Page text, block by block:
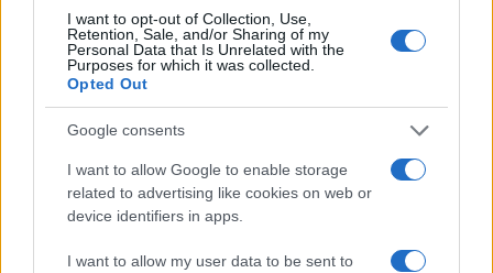
I want to opt-out of Collection, Use,
Retention, Sale, and/or Sharing of my
Personal Data that Is Unrelated with the
Purposes for which it was collected.
Opted Out
Google consents
I want to allow Google to enable storage
related to advertising like cookies on web or
device identifiers in apps.
I want to allow my user data to be sent to
Meteo Olbia 6 agosto, migliora il tempo in
Gallura
Incidente Olbia, poliziotto in vacanza salva 6
persone: due bimbi tra i feriti
Red Valley Festival, musica no-stop a Olbia fino
alle 5